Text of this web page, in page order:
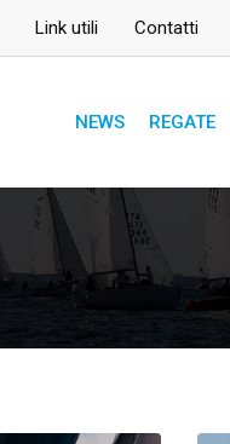
Link utili Contatti
NEWS REGATE